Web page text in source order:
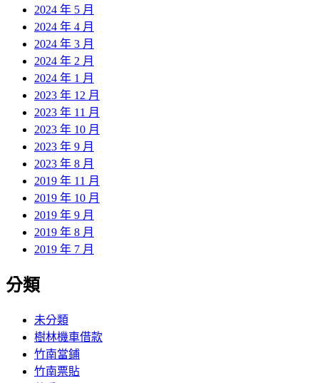
2024 年 5 月
2024 年 4 月
2024 年 3 月
2024 年 2 月
2024 年 1 月
2023 年 12 月
2023 年 11 月
2023 年 10 月
2023 年 9 月
2023 年 8 月
2019 年 11 月
2019 年 10 月
2019 年 9 月
2019 年 8 月
2019 年 7 月
分類
未分類
樹林機車借款
竹南當鋪
竹南票貼